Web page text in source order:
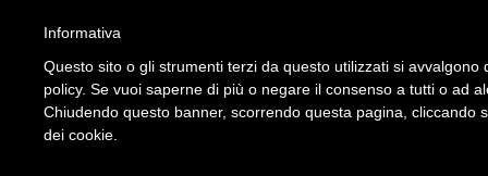
Informativa
Questo sito o gli strumenti terzi da questo utilizzati si
policy. Se vuoi saperne di più o negare il consenso a tutti o ad
Chiudendo questo banner, scorrendo questa pagina, cliccando
dei cookie.